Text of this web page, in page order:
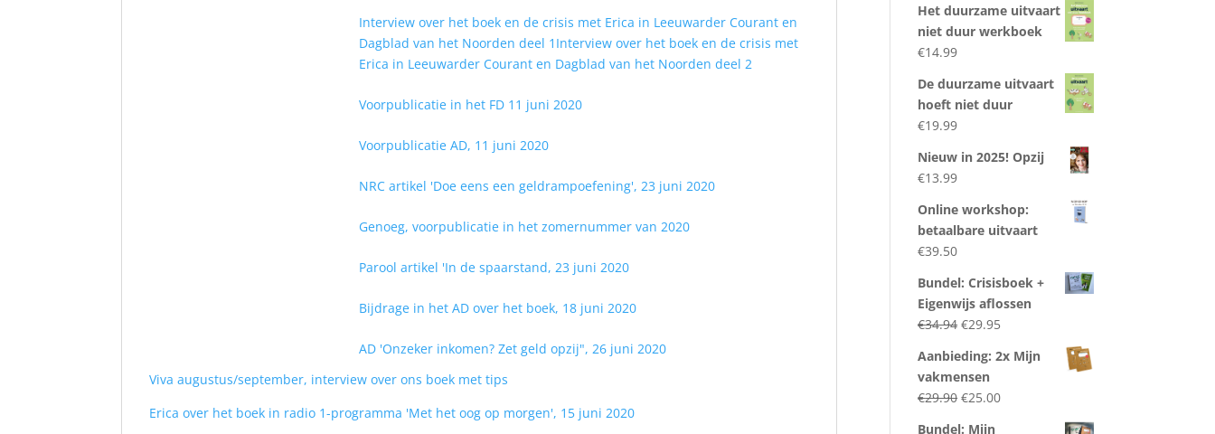
Interview over het boek en de crisis met Erica in Leeuwarder Courant en
Dagblad van het Noorden deel 1 Interview over het boek en de crisis met
Erica in Leeuwarder Courant en Dagblad van het Noorden deel 2
Voorpublicatie in het FD 11 juni 2020
Voorpublicatie AD, 11 juni 2020
NRC artikel 'Doe eens een geldrampoefening', 23 juni 2020
Genoeg, voorpublicatie in het zomernummer van 2020
Parool artikel 'In de spaarstand, 23 juni 2020
Bijdrage in het AD over het boek, 18 juni 2020
AD 'Onzeker inkomen? Zet geld opzij", 26 juni 2020
Viva augustus/september, interview over ons boek met tips
Erica over het boek in radio 1-programma 'Met het oog op morgen', 15 juni 2020
Het duurzame uitvaart
niet duur werkboek
€14.99
De duurzame uitvaart
hoeft niet duur
€19.99
Nieuw in 2025! Opzij
€13.99
Online workshop:
betaalbare uitvaart
€39.50
Bundel: Crisisboek +
Eigenwijs aflossen
€34.94 Oorspronkelijke
was:
€34.94.
€29.95Huidige
is:
Aanbieding: 2x Mijn
vakmensen
€29.90 Oorspronkelijke
€25.00Huidige
Bundel: Mijn